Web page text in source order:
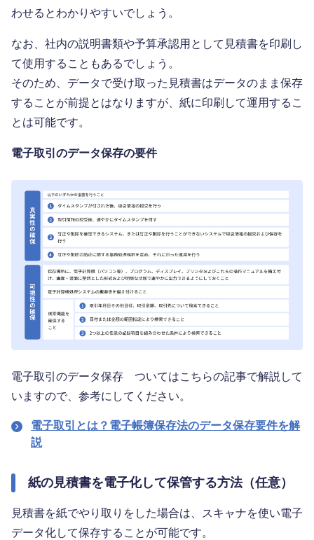
わせるとわかりやすいでしょう。
なお、社内の説明書類や予算承認用として見積書を印刷し
て使用することもあるでしょう。
そのため、データで受け取った見積書はデータのまま保存
することが前提とはなりますが、紙に印刷して運用するこ
とは可能です。
電子取引のデータ保存の要件
電子取引のデータ保存 ついてはこちらの記事で解説して
いますので、参考にしてください。
電子取引とは？電子帳簿保存法のデータ保存要件を解
説
紙の見積書を電子化して保管する方法（任意）
見積書を紙でやり取りをした場合は、スキャナを使い電子
データ化して保存することが可能です。